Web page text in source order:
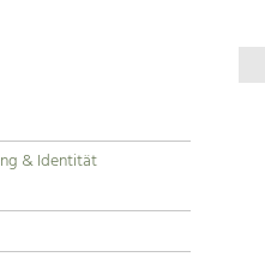
& Identität